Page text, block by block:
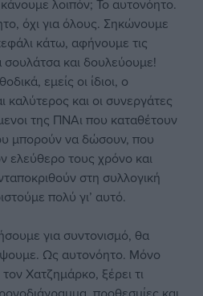
λοιπόν; Το αυτονόητο.
όχι για όλους. Σηκώνουμε
κάτω, αφήνουμε τις
σουλάτσα και δουλεύουμε!
εμείς οι ίδιοι, ο
και οι συνεργάτες
της ΠΝΑι που καταθέτουν
μπορούν να δώσουν, που
ελεύθερο τους χρόνο και
στη συλλογική
πολύ γι’ αυτό.
για συντονισμό, θα
Ως αυτονόητο. Μόνο
Χατζημάρκο, ξέρει τι